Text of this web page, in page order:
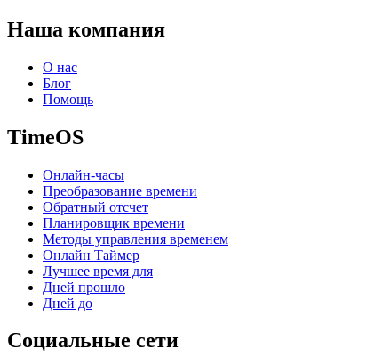
Наша компания
О нас
Блог
Помощь
TimeOS
Онлайн-часы
Преобразование времени
Обратный отсчет
Планировщик времени
Методы управления временем
Онлайн Таймер
Лучшее время для
Дней прошло
Дней до
Социальные сети